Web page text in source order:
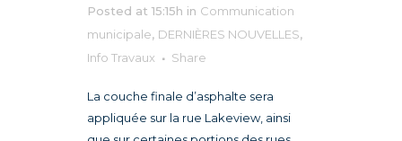
Posted at 15:15h in Communication
municipale, DERNIÈRES NOUVELLES,
Info Travaux
Share
La couche finale d’asphalte sera
appliquée sur la rue Lakeview, ainsi